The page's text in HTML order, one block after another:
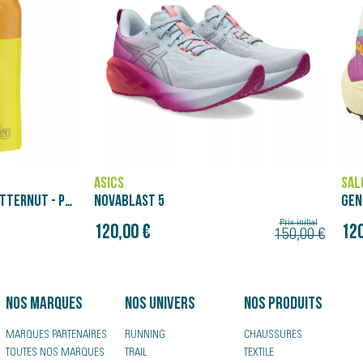
SALOMON
GENESIS
120,00 € Prix initial
150,00 €
Nos marques
MARQUES PARTENAIRES
TOUTES NOS MARQUES
Nos univers
RUNNING
TRAIL
Nos produits
CHAUSSURES
TEXTILE